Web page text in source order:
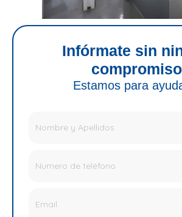
Infórmate sin
compromiso
Estamos para